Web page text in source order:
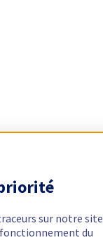
sur notre site
du